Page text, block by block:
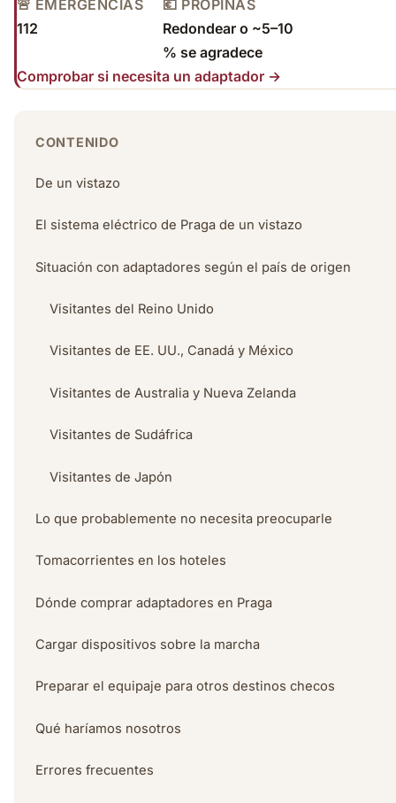
🚨 EMERGENCIAS
112
💶 PROPINAS
Redondear o ~5–10
% se agradece
Comprobar si necesita un adaptador →
CONTENIDO
De un vistazo
El sistema eléctrico de Praga de un vistazo
Situación con adaptadores según el país de origen
Visitantes del Reino Unido
Visitantes de EE. UU., Canadá y México
Visitantes de Australia y Nueva Zelanda
Visitantes de Sudáfrica
Visitantes de Japón
Lo que probablemente no necesita preocuparle
Tomacorrientes en los hoteles
Dónde comprar adaptadores en Praga
Cargar dispositivos sobre la marcha
Preparar el equipaje para otros destinos checos
Qué haríamos nosotros
Errores frecuentes